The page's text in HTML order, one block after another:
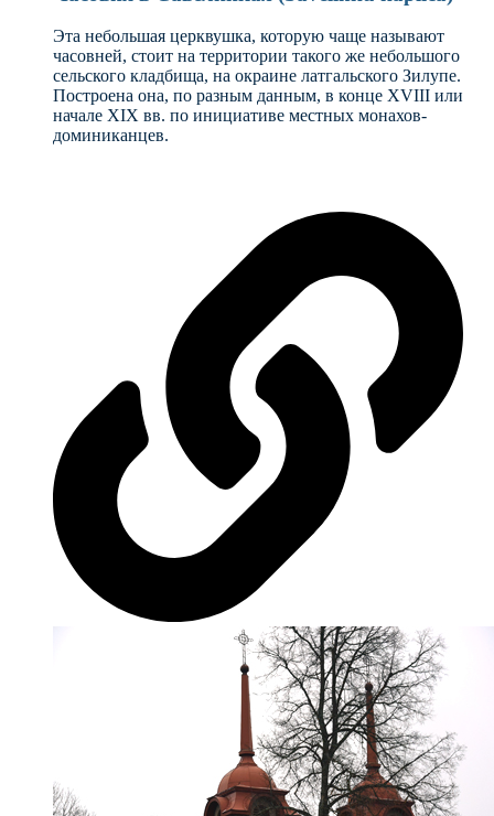
Эта небольшая церквушка, которую чаще называют
часовней, стоит на территории такого же небольшого
сельского кладбища, на окраине латгальского Зилупе.
Построена она, по разным данным, в конце XVIII или
начале ХIX вв. по инициативе местных монахов-
доминиканцев.